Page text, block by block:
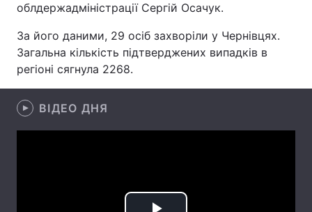
Україна Політика
Економіка Світ
Спорт
Техно і зв'язок
Зброя Інциденти
Погода
облдержадміністрації Сергій Осачук.
За його даними, 29 осіб захворіли у Чернівцях.
Загальна кількість підтверджених випадків в
регіоні сягнула 2268.
ВІДЕО ДНЯ